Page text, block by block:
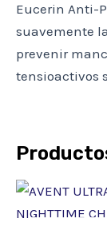
Eucerin Anti-
suavemente
prevenir
tensioactivos